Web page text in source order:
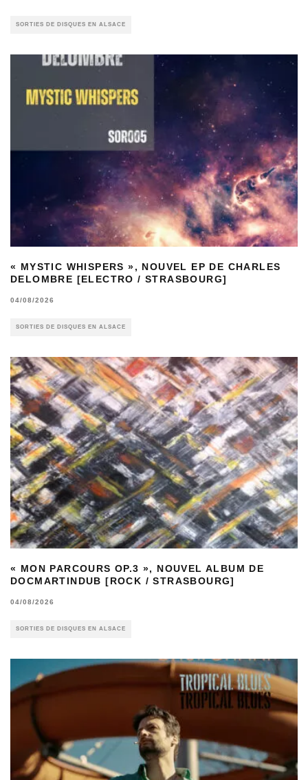
SORTIES DE DISQUES EN ALSACE
« MYSTIC WHISPERS », NOUVEL EP DE CHARLES
DELOMBRE [ELECTRO / STRASBOURG]
04/08/2026
SORTIES DE DISQUES EN ALSACE
« MON PARCOURS OP.3 », NOUVEL ALBUM DE
DOCMARTINDUB [ROCK / STRASBOURG]
04/08/2026
SORTIES DE DISQUES EN ALSACE